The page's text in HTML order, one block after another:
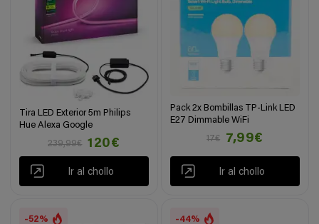
Tira LED Exterior 5m Philips
Hue Alexa Google
239,99€
120€
Ir al chollo
Pack 2x Bombillas TP-Link LED
E27 Dimmable WiFi
17€
7,99€
Ir al chollo
-52% -44%